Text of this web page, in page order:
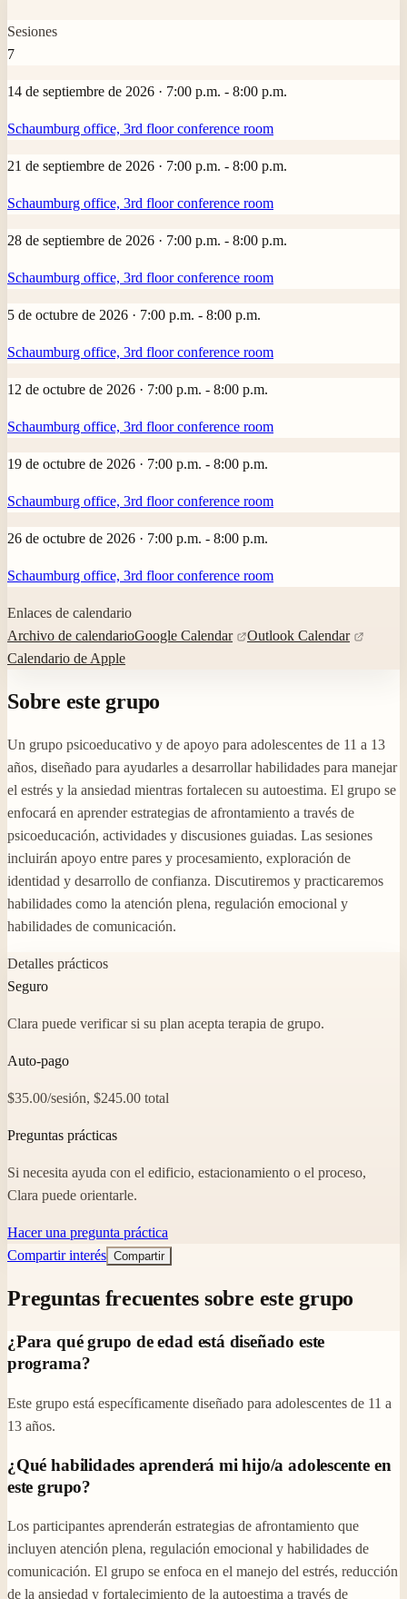
Sesiones
7
14 de septiembre de 2026 · 7:00 p.m. - 8:00 p.m.
Schaumburg office, 3rd floor conference room
21 de septiembre de 2026 · 7:00 p.m. - 8:00 p.m.
Schaumburg office, 3rd floor conference room
28 de septiembre de 2026 · 7:00 p.m. - 8:00 p.m.
Schaumburg office, 3rd floor conference room
5 de octubre de 2026 · 7:00 p.m. - 8:00 p.m.
Schaumburg office, 3rd floor conference room
12 de octubre de 2026 · 7:00 p.m. - 8:00 p.m.
Schaumburg office, 3rd floor conference room
19 de octubre de 2026 · 7:00 p.m. - 8:00 p.m.
Schaumburg office, 3rd floor conference room
26 de octubre de 2026 · 7:00 p.m. - 8:00 p.m.
Schaumburg office, 3rd floor conference room
Enlaces de calendario
Archivo de calendarioGoogle Calendar
Outlook Calendar
Calendario de Apple
Sobre este grupo
Un grupo psicoeducativo y de apoyo para adolescentes de 11 a 13
años, diseñado para ayudarles a desarrollar habilidades para manejar
el estrés y la ansiedad mientras fortalecen su autoestima. El grupo se
enfocará en aprender estrategias de afrontamiento a través de
psicoeducación, actividades y discusiones guiadas. Las sesiones
incluirán apoyo entre pares y procesamiento, exploración de
identidad y desarrollo de confianza. Discutiremos y practicaremos
habilidades como la atención plena, regulación emocional y
habilidades de comunicación.
Detalles prácticos
Seguro
Clara puede verificar si su plan acepta terapia de grupo.
Auto-pago
$35.00/sesión, $245.00 total
Preguntas prácticas
Si necesita ayuda con el edificio, estacionamiento o el proceso,
Clara puede orientarle.
Hacer una pregunta práctica
Compartir interés Compartir
Preguntas frecuentes sobre este grupo
¿Para qué grupo de edad está diseñado este
programa?
Este grupo está específicamente diseñado para adolescentes de 11 a
13 años.
¿Qué habilidades aprenderá mi hijo/a adolescente en
este grupo?
Los participantes aprenderán estrategias de afrontamiento que
incluyen atención plena, regulación emocional y habilidades de
comunicación. El grupo se enfoca en el manejo del estrés, reducción
de la ansiedad y fortalecimiento de la autoestima a través de